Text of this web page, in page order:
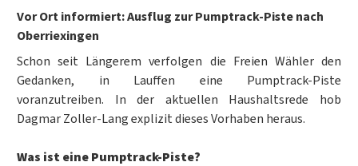
Vor Ort informiert: Ausflug zur Pumptrack-Piste nach
Oberriexingen
Schon seit Längerem verfolgen die Freien Wähler den
Gedanken, in Lauffen eine Pumptrack-Piste
voranzutreiben. In der aktuellen Haushaltsrede hob
Dagmar Zoller-Lang explizit dieses Vorhaben heraus.
Was ist eine Pumptrack-Piste?